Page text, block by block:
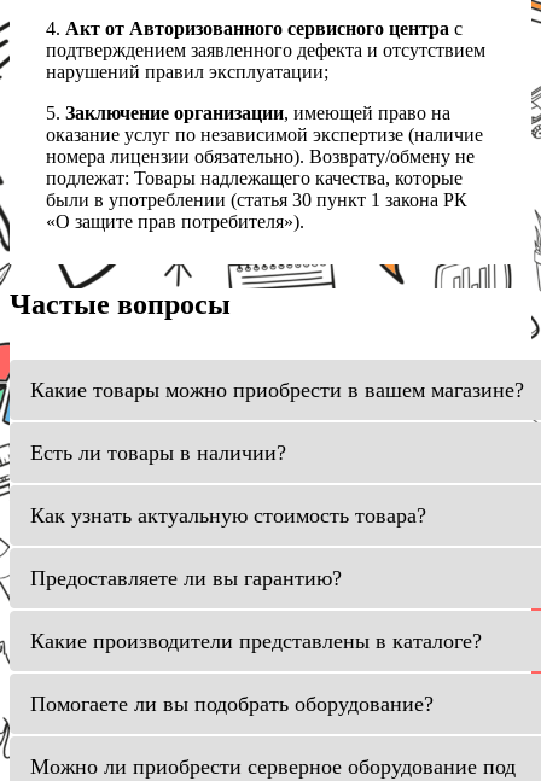
4. Акт от Авторизованного сервисного центра с
подтверждением заявленного дефекта и отсутствием
нарушений правил эксплуатации;
5. Заключение организации, имеющей право на
оказание услуг по независимой экспертизе (наличие
номера лицензии обязательно). Возврату/обмену не
подлежат: Товары надлежащего качества, которые
были в употреблении (статья 30 пункт 1 закона РК
«О защите прав потребителя»).
Частые вопросы
Какие товары можно приобрести в вашем магазине?
Есть ли товары в наличии?
Как узнать актуальную стоимость товара?
Предоставляете ли вы гарантию?
Какие производители представлены в каталоге?
Помогаете ли вы подобрать оборудование?
Можно ли приобрести серверное оборудование под